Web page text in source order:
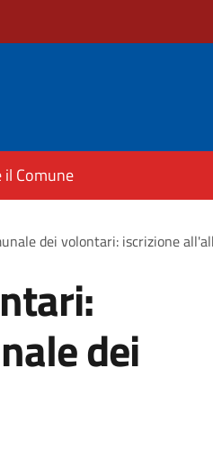
il Comune
dei volontari: iscrizione
dei